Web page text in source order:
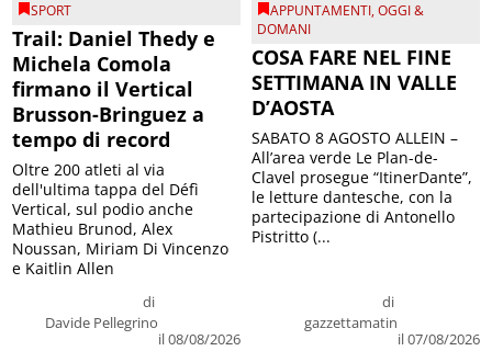
SPORT
Trail: Daniel Thedy e
Michela Comola
firmano il Vertical
Brusson-Bringuez a
tempo di record
di
Davide Pellegrino
il 08/08/2026
Oltre 200 atleti al via
dell'ultima tappa del Défì
Vertical, sul podio anche
Mathieu Brunod, Alex
Noussan, Miriam Di Vincenzo
e Kaitlin Allen
APPUNTAMENTI,OGGI &
DOMANI
COSA FARE NEL FINE
SETTIMANA IN VALLE
D’AOSTA
di
gazzettamatin
il 07/08/2026
SABATO 8 AGOSTO ALLEIN –
All’area verde Le Plan-de-
Clavel prosegue “ItinerDante”,
le letture dantesche, con la
partecipazione di Antonello
Pistritto (...